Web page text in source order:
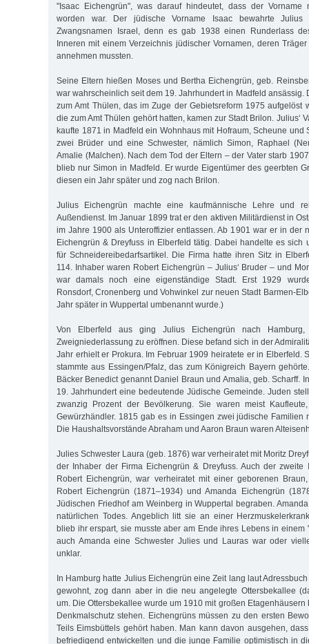
"Isaac Eichengrün", was darauf hindeutet, dass der Vorname
worden war. Der jüdische Vorname Isaac bewahrte Julius
Zwangsnamen Israel, denn es gab 1938 einen Runderlass
Inneren mit einem Verzeichnis jüdischer Vornamen, deren
annehmen mussten.
Seine Eltern hießen Moses und Bertha Eichengrün, geb.
war wahrscheinlich seit dem 19. Jahrhundert in Madfeld ansässig.
zum Amt Thülen, das im Zuge der Gebietsreform 1975 aufgelöst
die zum Amt Thülen gehört hatten, kamen zur Stadt Brilon. Julius‘
kaufte 1871 in Madfeld ein Wohnhaus mit Hofraum, Scheune und
zwei Brüder und eine Schwester, nämlich Simon, Raphael
Amalie (Malchen). Nach dem Tod der Eltern – der Vater starb
blieb nur Simon in Madfeld. Er wurde Eigentümer des geerbten
diesen ein Jahr später und zog nach Brilon.
Julius Eichengrün machte eine kaufmännische Lehre und
Außendienst. Im Januar 1899 trat er den aktiven Militärdienst in
im Jahre 1900 als Unteroffizier entlassen. Ab 1901 war er in der
Eichengrün & Dreyfuss in Elberfeld tätig. Dabei handelte es sich
für Schneidereibedarfsartikel. Die Firma hatte ihren Sitz in
114. Inhaber waren Robert Eichengrün – Julius‘ Bruder – und
war damals noch eine eigenständige Stadt. Erst 1929
Ronsdorf, Cronenberg und Vohwinkel zur neuen Stadt Barmen-
Jahr später in Wuppertal umbenannt wurde.)
Von Elberfeld aus ging Julius Eichengrün nach
Zweigniederlassung zu eröffnen. Diese befand sich in der
Jahr erhielt er Prokura. Im Februar 1909 heiratete er in Elberfeld.
stammte aus Essingen/Pfalz, das zum Königreich Bayern
Bäcker Benedict genannt Daniel Braun und Amalia, geb. Scharff.
19. Jahrhundert eine bedeutende Jüdische Gemeinde. Juden
zwanzig Prozent der Bevölkerung. Sie waren meist
Gewürzhändler. 1815 gab es in Essingen zwei jüdische Familien
Die Haushaltsvorstände Abraham und Aaron Braun waren
Julies Schwester Laura (geb. 1876) war verheiratet mit Moritz
der Inhaber der Firma Eichengrün & Dreyfuss. Auch der zweite
Robert Eichengrün, war verheiratet mit einer geborenen
Robert Eichen­grün (1871–1934) und Amanda Eichengrün
Jüdischen Friedhof am Weinberg in Wuppertal begraben.
natürlichen Todes. Angeblich litt sie an einer
blieb ihr erspart, sie musste aber am Ende ihres Lebens in einem
auch Amanda eine Schwester Julies und Lauras war oder
unklar.
In Hamburg hatte Julius Eichengrün eine Zeit lang laut
gewohnt, zog dann aber in die neu angelegte Ottersbekallee
um. Die Ottersbekallee wurde um 1910 mit großen Etagenhäusern
Denkmalschutz stehen. Eichengrüns müssen zu den ersten
Teils Eimsbüttels gehört haben. Man kann davon ausgehen,
befriedigend entwickelten und die junge Familie optimistisch in